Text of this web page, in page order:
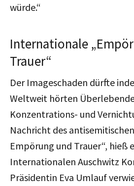
würde.“
Internationale
Trauer“
Der Imageschaden dürfte
Weltweit hörten
Konzentrations- und
Nachricht des
Empörung und Trauer“, hieß
Internationalen Auschwitz
Präsidentin Eva Umlauf